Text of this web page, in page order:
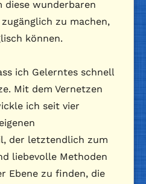
diese wunderbaren
zu machen,
können.
ich Gelerntes schnell
Mit dem Vernetzen
ich seit vier
der letztendlich zum
liebevolle Methoden
Ebene zu finden, die